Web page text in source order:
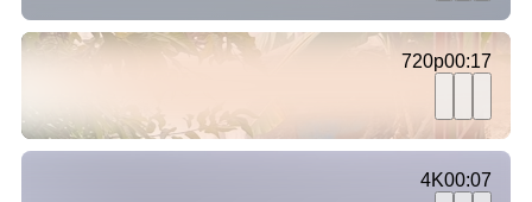
00:17
720p
00:07
4K